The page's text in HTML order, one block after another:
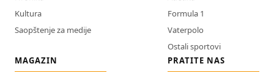
Kultura
Saopštenje za medije
Formula 1
Vaterpolo
Ostali sportovi
MAGAZIN
PRATITE NAS